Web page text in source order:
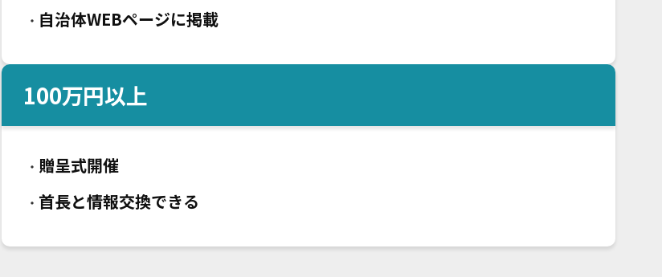
・ 自治体WEBページに掲載
100万円以上
・ 贈呈式開催
・ 首長と情報交換できる